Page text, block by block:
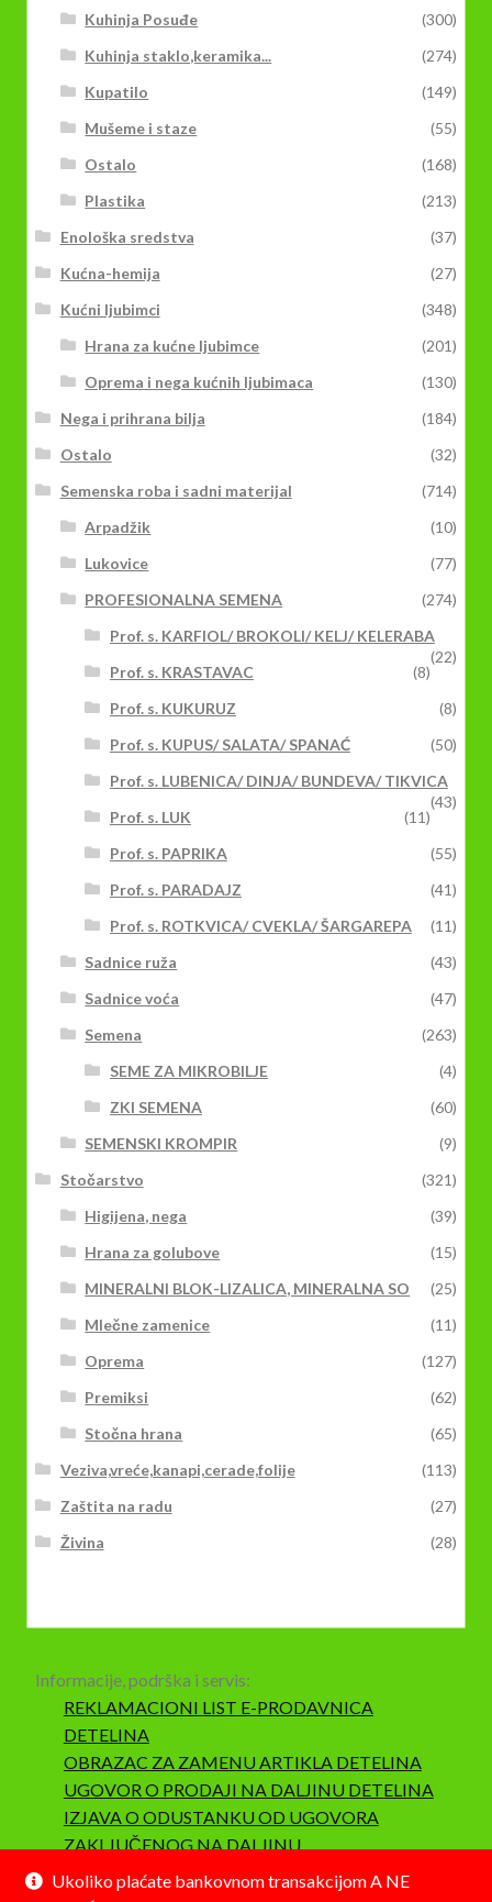
Ukoliko plaćate bankovnom transakcijom A NE
Kuhinja Posuđe
(300)
Kuhinja staklo,keramika...
(274)
Kupatilo
(149)
Mušeme i staze
(55)
Ostalo
(168)
Plastika
(213)
Enološka sredstva
(37)
Kućna-hemija
(27)
Kućni ljubimci
(348)
Hrana za kućne ljubimce
(201)
Oprema i nega kućnih ljubimaca
(130)
Nega i prihrana bilja
(184)
Ostalo
(32)
Semenska roba i sadni materijal
(714)
Arpadžik
(10)
Lukovice
(77)
PROFESIONALNA SEMENA
(274)
Prof. s. KARFIOL/ BROKOLI/ KELJ/ KELERABA
(22)
Prof. s. KRASTAVAC
(8)
Prof. s. KUKURUZ
(8)
Prof. s. KUPUS/ SALATA/ SPANAĆ
(50)
Prof. s. LUBENICA/ DINJA/ BUNDEVA/ TIKVICA
(43)
Prof. s. LUK
(11)
Prof. s. PAPRIKA
(55)
Prof. s. PARADAJZ
(41)
Prof. s. ROTKVICA/ CVEKLA/ ŠARGAREPA
(11)
Sadnice ruža
(43)
Sadnice voća
(47)
Semena
(263)
SEME ZA MIKROBILJE
(4)
ZKI SEMENA
(60)
SEMENSKI KROMPIR
(9)
Stočarstvo
(321)
Higijena, nega
(39)
Hrana za golubove
(15)
MINERALNI BLOK-LIZALICA, MINERALNA SO
(25)
Mlečne zamenice
(11)
Oprema
(127)
Premiksi
(62)
Stočna hrana
(65)
Veziva,vreće,kanapi,cerade,folije
(113)
Zaštita na radu
(27)
Živina
(28)
Informacije, podrška i servis:
REKLAMACIONI LIST E-PRODAVNICA
DETELINA
OBRAZAC ZA ZAMENU ARTIKLA DETELINA
UGOVOR O PRODAJI NA DALJINU DETELINA
IZJAVA O ODUSTANKU OD UGOVORA
ZAKLJUČENOG NA DALJINU
SAOBRAZNOST I REKLAMACIJA